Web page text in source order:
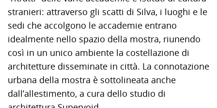
stranieri: attraverso gli scatti di Silva, i luoghi e le
sedi che accolgono le accademie entrano
idealmente nello spazio della mostra, riunendo
così in un unico ambiente la costellazione di
architetture disseminate in città. La connotazione
urbana della mostra è sottolineata anche
dall’allestimento, a cura dello studio di